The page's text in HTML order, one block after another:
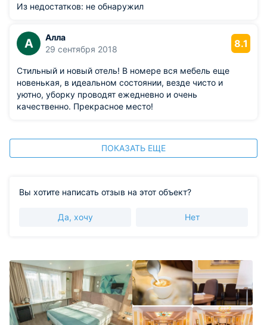
Из недостатков: не обнаружил
А
Алла
29 сентября 2018
8.1
Стильный и новый отель! В номере вся мебель еще
новенькая, в идеальном состоянии, везде чисто и
уютно, уборку проводят ежедневно и очень
качественно. Прекрасное место!
ПОКАЗАТЬ ЕЩЕ
Вы хотите написать отзыв на этот объект?
Да, хочу Нет